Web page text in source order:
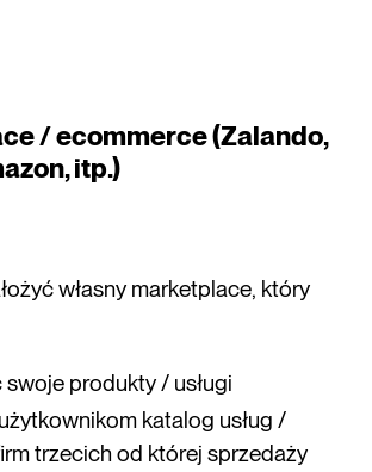
/ ecommerce (Zalando,
itp.)
własny marketplace, który
produkty / usługi
katalog usług /
trzecich od której sprzedaży